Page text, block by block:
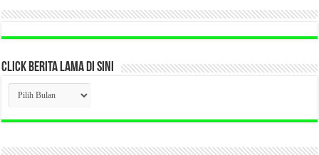
CLICK BERITA LAMA DI SINI
CLICK
BERITA
LAMA
DI